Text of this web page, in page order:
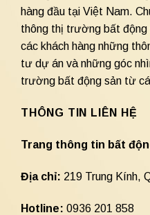
hàng đầu tại Việt Nam.
thông thị trường bất động
các khách hàng những
tư dự án và những góc
trường bất động sản từ
THÔNG TIN LIÊN HỆ
Trang thông tin bất
Địa chỉ: 219 Trung Kính,
Hotline: 0936 201 858